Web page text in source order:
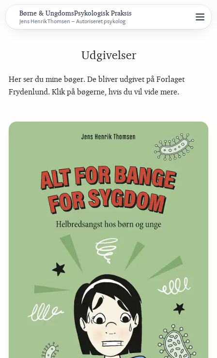
Børne & UngdomsPsykologisk Praksis
Jens Henrik Thomsen – Autoriseret psykolog
Udgivelser
Her ser du mine bøger. De bliver udgivet på Forlaget
Frydenlund. Klik på bøgerne, hvis du vil vide mere.